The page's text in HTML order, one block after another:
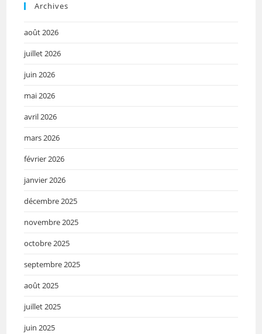
Archives
août 2026
juillet 2026
juin 2026
mai 2026
avril 2026
mars 2026
février 2026
janvier 2026
décembre 2025
novembre 2025
octobre 2025
septembre 2025
août 2025
juillet 2025
juin 2025